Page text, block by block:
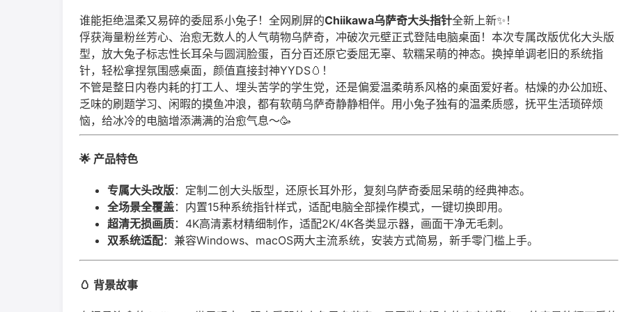
谁能拒绝温柔又易碎的委屈系小兔子！全网刷屏的Chiikawa乌萨奇大头指针全新上新✨！
俘获海量粉丝芳心、治愈无数人的人气萌物乌萨奇，冲破次元壁正式登陆电脑桌面！本次专属改版优化大头版
型，放大兔子标志性长耳朵与圆润脸蛋，百分百还原它委屈无辜、软糯呆萌的神态。换掉单调老旧的系统指
针，轻松拿捏氛围感桌面，颜值直接封神YYDS🥚！
不管是整日内卷内耗的打工人、埋头苦学的学生党，还是偏爱温柔萌系风格的桌面爱好者。枯燥的办公加班、
乏味的刷题学习、闲暇的摸鱼冲浪，都有软萌乌萨奇静静相伴。用小兔子独有的温柔质感，抚平生活琐碎烦
恼，给冰冷的电脑增添满满的治愈气息～🥳
🌟 产品特色
专属大头改版：定制二创大头版型，还原长耳外形，复刻乌萨奇委屈呆萌的经典神态。
全场景全覆盖：内置15种系统指针样式，适配电脑全部操作模式，一键切换即用。
超清无损画质：4K高清素材精细制作，适配2K/4K各类显示器，画面干净无毛刺。
双系统适配：兼容Windows、macOS两大主流系统，安装方式简易，新手零门槛上手。
🥚 背景故事